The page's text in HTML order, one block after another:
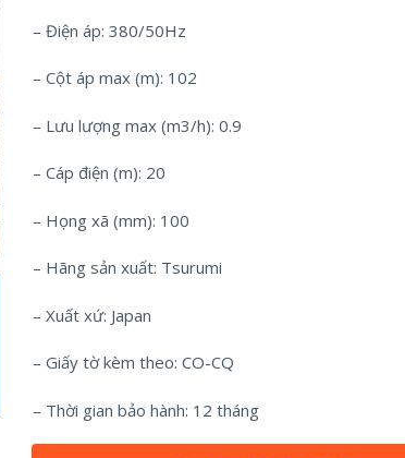
– Điện áp: 380/50Hz
– Cột áp max (m): 102
– Lưu lượng max (m3/h): 0.9
– Cáp điện (m): 20
– Họng xã (mm): 100
– Hãng sản xuất: Tsurumi
– Xuất xứ: Japan
– Giấy tờ kèm theo: CO-CQ
– Thời gian bảo hành: 12 tháng